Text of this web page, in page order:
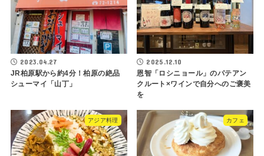
2023.04.27
JR柏原駅から約4分！柏原の絶品
シューマイ「山丁」
2025.12.10
恩智「ロシニョール」のパテアン
クルート×ワインで自分へのご褒美
を
アジア料理 カフェ